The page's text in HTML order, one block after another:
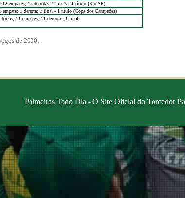
empates; 11 derrotas; 2 finais - 1 título (Rio-SP)
1 derrota; 1 final - 1 título (Copa dos Campeões)
11 empates; 11 derrotas; 1 final -
de 2000.
Palmeiras Todo Dia - O Site Oficial do Torcedor